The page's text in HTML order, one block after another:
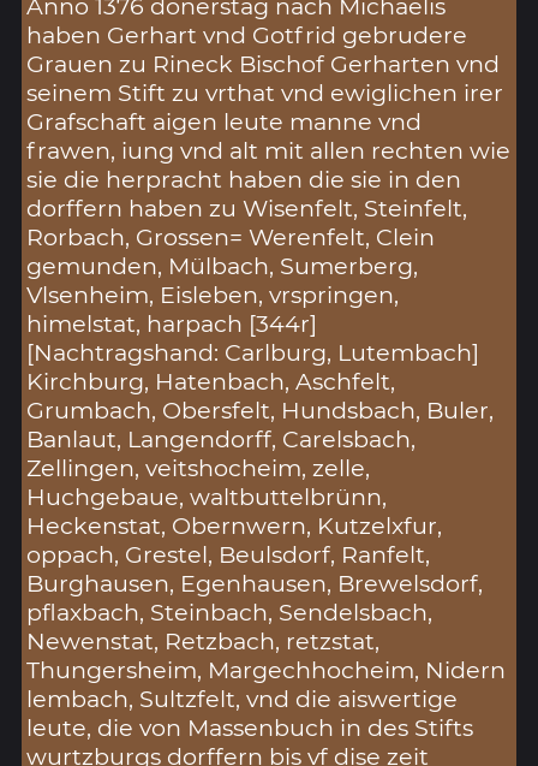
Anno 1376 donerstag nach Michaelis
haben Gerhart vnd Gotfrid gebrudere
Grauen zu Rineck Bischof Gerharten vnd
seinem Stift zu vrthat vnd ewiglichen irer
Grafschaft aigen leute manne vnd
frawen, iung vnd alt mit allen rechten wie
sie die herpracht haben die sie in den
dorffern haben zu Wisenfelt, Steinfelt,
Rorbach, Grossen= Werenfelt, Clein
gemunden, Mülbach, Sumerberg,
Vlsenheim, Eisleben, vrspringen,
himelstat, harpach [344r]
[Nachtragshand: Carlburg, Lutembach]
Kirchburg, Hatenbach, Aschfelt,
Grumbach, Obersfelt, Hundsbach, Buler,
Banlaut, Langendorff, Carelsbach,
Zellingen, veitshocheim, zelle,
Huchgebaue, waltbuttelbrünn,
Heckenstat, Obernwern, Kutzelxfur,
oppach, Grestel, Beulsdorf, Ranfelt,
Burghausen, Egenhausen, Brewelsdorf,
pflaxbach, Steinbach, Sendelsbach,
Newenstat, Retzbach, retzstat,
Thungersheim, Margechhocheim, Nidern
lembach, Sultzfelt, vnd die aiswertige
leute, die von Massenbuch in des Stifts
wurtzburgs dorffern bis vf dise zeit